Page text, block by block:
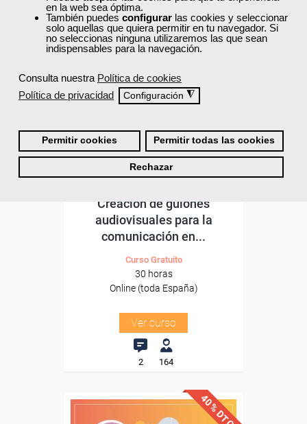
en la web sea óptima.
También puedes configurar las cookies y seleccionar
solo aquellas que quiera permitir en tu navegador. Si
no seleccionas ninguna utilizaremos las que sean
indispensables para la navegación.
Consulta nuestra Política de cookies
Política de privacidad
Configuración ◮
Permitir cookies Permitir todas las cookies
Rechazar
ONLINE
Formación 100%
subvencionada.
Para desempleados,
trabajadores y autónomos.
y Artes Gráficas.
Cursos Femxa
Creación de guiones
audiovisuales para la
comunicación en...
Curso Gratuito
30 horas
Online (toda España)
Ver curso
2 164
40% DTO.